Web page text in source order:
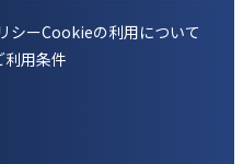
シーCookieの利用について
利用条件